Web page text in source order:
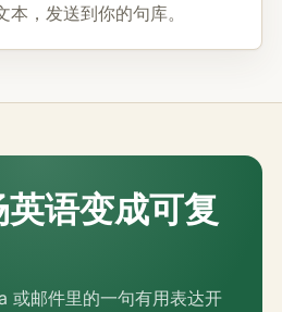
，发送到你的句库。
语变成可复
或邮件里的一句有用表达开